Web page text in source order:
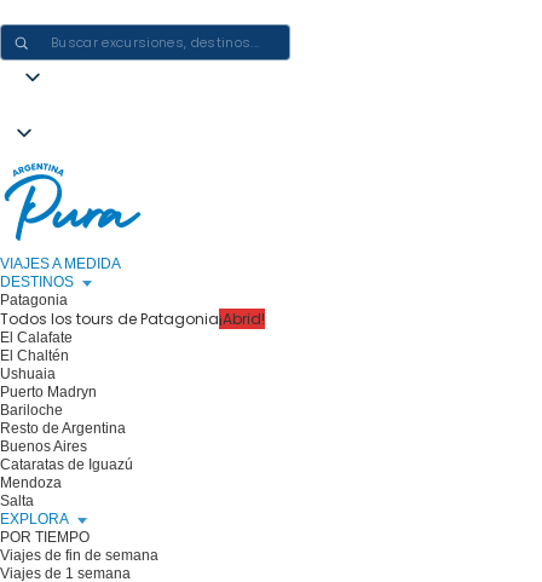
VIAJES A MEDIDA
DESTINOS
Patagonia
Todos los tours de Patagonia¡Abrid!
El Calafate
El Chaltén
Ushuaia
Puerto Madryn
Bariloche
Resto de Argentina
Buenos Aires
Cataratas de Iguazú
Mendoza
Salta
EXPLORA
POR TIEMPO
Viajes de fin de semana
Viajes de 1 semana